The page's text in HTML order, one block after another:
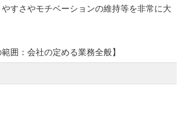
すさやモチベーションの維持等を非常に大
囲：会社の定める業務全般】